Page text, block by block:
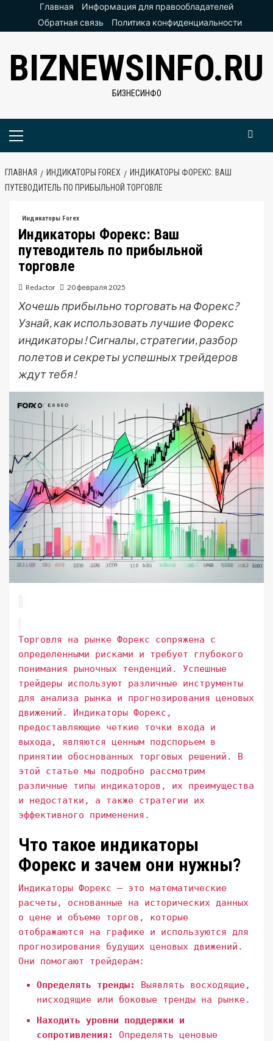
ПерейтиГлавная
Информация для правообладателей
Обратная связь
Политика конфиденциальности
BIZNEWSINFO.RU
БИЗНЕСИНФО
Основное
ГЛАВНАЯ ИНДИКАТОРЫ FOREX
ИНДИКАТОРЫ ФОРЕКС: ВАШ
ПУТЕВОДИТЕЛЬ ПО ПРИБЫЛЬНОЙ ТОРГОВЛЕ
Индикаторы Forex
Индикаторы Форекс: Ваш
путеводитель по прибыльной
торговле
Redactor 20 февраля 2025
Хочешь прибыльно торговать на Форекс?
Узнай, как использовать лучшие Форекс
индикаторы! Сигналы, стратегии, разбор
полетов и секреты успешных трейдеров
ждут тебя!
Торговля на рынке Форекс сопряжена с
определенными рисками и требует глубокого
понимания рыночных тенденций. Успешные
трейдеры используют различные инструменты
для анализа рынка и прогнозирования ценовых
движений. Индикаторы Форекс,
предоставляющие четкие точки входа и
выхода, являются ценным подспорьем в
принятии обоснованных торговых решений. В
этой статье мы подробно рассмотрим
различные типы индикаторов, их преимущества
и недостатки, а также стратегии их
эффективного применения.
Что такое индикаторы
Форекс и зачем они нужны?
Индикаторы Форекс – это математические
расчеты, основанные на исторических данных
о цене и объеме торгов, которые
отображаются на графике и используются для
прогнозирования будущих ценовых движений.
Они помогают трейдерам:
Определять тренды:
Выявлять восходящие,
нисходящие или боковые тренды на рынке.
Находить уровни поддержки и
сопротивления:
Определять ценовые